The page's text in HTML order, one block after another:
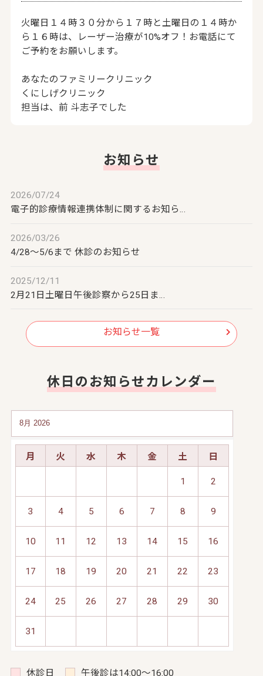
火曜日１４時３０分から１７時と土曜日の１４時か
ら１６時は、レーザー治療が10%オフ！お電話にて
ご予約をお願いします。
あなたのファミリークリニック
くにしげクリニック
担当は、前 斗志子でした
お知らせ
2026/07/24
電子的診療情報連携体制に関するお知ら…
2026/03/26
4/28～5/6まで 休診のお知らせ
2025/12/11
2月21日土曜日午後診察から25日ま…
お知らせ一覧
休日のお知らせカレンダー
月 火 水 木 金 土 日
1 2
3 4 5 6 7 8 9
10 11 12 13 14 15 16
17 18 19 20 21 22 23
24 25 26 27 28 29 30
31
休診日 午後診は14:00～16:00